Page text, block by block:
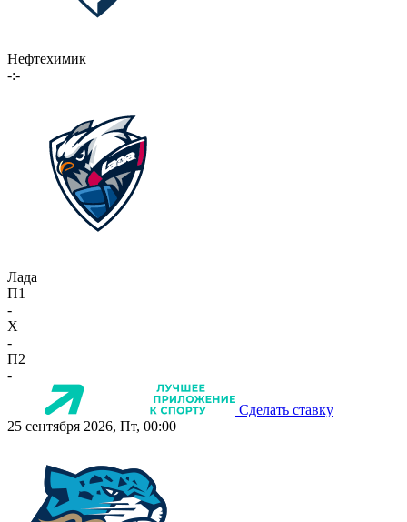
Нефтехимик
-:-
Лада
П1
-
X
-
П2
-
Сделать ставку
25 сентября 2026, Пт, 00:00